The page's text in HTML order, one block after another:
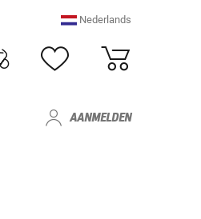
Nederlands
AANMELDEN